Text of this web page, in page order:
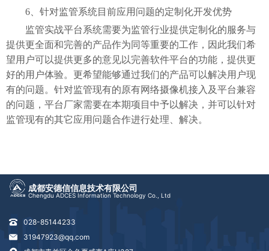
6、针对监管系统目前应用问题的定制化开发优势
监管实战平台系统需要为监管行业提供定制化的服务与
提供更全面和完善的产品作为同等重要的工作，因此我们希
望用户可以提供更多的意见以完善软件平台的功能，提供更
好的用户体验。更希望能够通过我们的产品可以解决用户现
有的问题。针对监管现有的原有网络摄像机接入及平台兼容
的问题，平台厂家需要在本期项目中予以解决，并可以针对
监管现有的其它应用问题合作进行处理、解决。
成都安德信信息技术有限公司
Chengdu ADCES Information Technology Co., Ltd
028-85144233
31947923@qq.com